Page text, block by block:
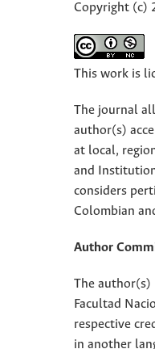
Copyright (c)
This work is
The journal
author(s)
at local,
and
considers
Colombian
Author
The author(s)
Facultad
respective
in another